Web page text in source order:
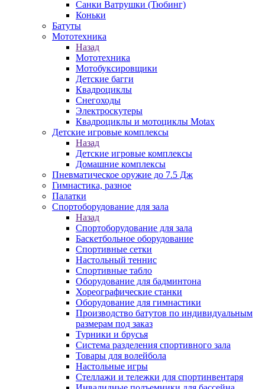
Санки Ватрушки (Тюбинг)
Коньки
Батуты
Мототехника
Назад
Мототехника
Мотобуксировщики
Детские багги
Квадроциклы
Снегоходы
Электроскутеры
Квадроциклы и мотоциклы Motax
Детские игровые комплексы
Назад
Детские игровые комплексы
Домашние комплексы
Пневматическое оружие до 7.5 Дж
Гимнастика, разное
Палатки
Спортоборудование для зала
Назад
Спортоборудование для зала
Баскетбольное оборудование
Спортивные сетки
Настольный теннис
Спортивные табло
Оборудование для бадминтона
Хореографические станки
Оборудование для гимнастики
Производство батутов по индивидуальным
размерам под заказ
Турники и брусья
Система разделения спортивного зала
Товары для волейбола
Настольные игры
Стеллажи и тележки для спортинвентаря